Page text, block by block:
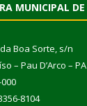
MUNICIPAL DE
Boa Sorte, s/n
– Pau D’Arco – PA
8104